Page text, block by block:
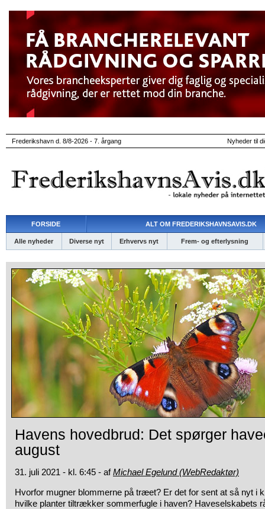
Frederikshavn d. 8/8-2026 - 7. årgang Nyheder til
FORSIDE ALT OM FREDERIKSHAVNSAVIS.DK
Alle nyheder Diverse nyt Erhvervs nyt Frem- og efterlysning
Havens hovedbrud: Det spørger
august
31. juli 2021 - kl. 6:45 - afMichael Egelund (WebRedaktør)
Hvorfor mugner blommerne på træet? Er det for sent at så nyt i
hvilke planter tiltrækker sommerfugle i haven? Haveselskabets